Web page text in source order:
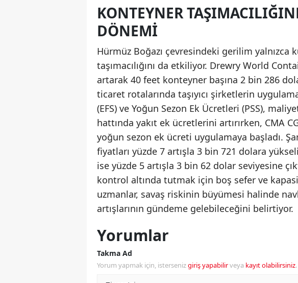
KONTEYNER
DÖNEMI
Hürmüz Boğazı çevresindeki gerilim yalnızca
taşımacılığını da etkiliyor. Drewry World
artarak 40 feet konteyner başına 2 bin 286
ticaret rotalarında taşıyıcı şirketlerin
(EFS) ve Yoğun Sezon Ek Ücretleri (PSS),
hattında yakıt ek ücretlerini artırırken, CMA
yoğun sezon ek ücreti uygulamaya başladı.
fiyatları yüzde 7 artışla 3 bin 721 dolara
ise yüzde 5 artışla 3 bin 62 dolar seviyesine
kontrol altında tutmak için boş sefer ve
uzmanlar, savaş riskinin büyümesi halinde
artışlarının gündeme gelebileceğini belirtiyor.
Yorumlar
Takma Ad
Yorum yapmak için, istersenizgiriş yapabilirveya kayıt olabilirsiniz.